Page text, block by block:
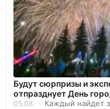
Будут сюрпризы и
отпразднует День
05.08 Каждый найдет